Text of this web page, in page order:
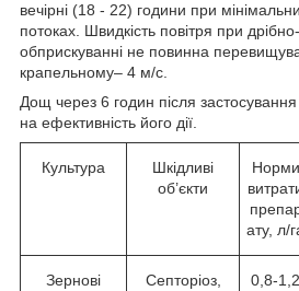
вечірні (18 - 22) години при
потоках. Швидкість повітря при
обприскуванні не повинна
крапельному– 4 м/с.
Дощ через 6 годин після
на ефективність його дії.
Культура
Шкідливі
об’єкти
Норми
ату, л/
Зернові
Септоріоз,
0,8-1,2